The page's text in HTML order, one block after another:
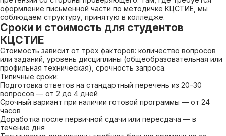
оформление письменной части по методичке КЦСТИЕ, мы
соблюдаем структуру, принятую в колледже.
Сроки и стоимость для студентов
КЦСТИЕ
Стоимость зависит от трёх факторов: количество вопросов
или заданий, уровень дисциплины (общеобразовательная или
профильная техническая), срочность запроса.
Типичные сроки:
Подготовка ответов на стандартный перечень из 20–30
вопросов — от 2 до 4 дней
Срочный вариант при наличии готовой программы — от 24
часов
Доработка после первичной сдачи или пересдача — в
течение дня